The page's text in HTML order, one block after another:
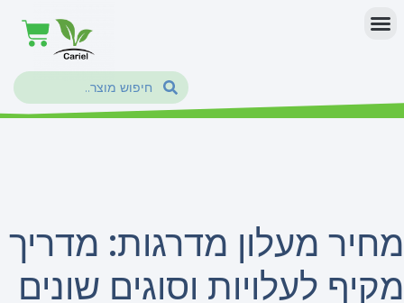
מחיר מעלון מדרגות: מדריך
מקיף לעלויות וסוגים שונים